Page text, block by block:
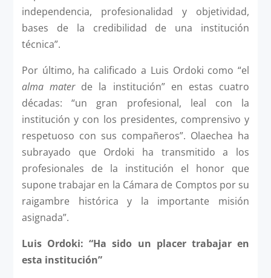
independencia, profesionalidad y objetividad,
bases de la credibilidad de una institución
técnica”.
Por último, ha calificado a Luis Ordoki como “el
alma materde la institución” en estas cuatro
décadas: “un gran profesional, leal con la
institución y con los presidentes, comprensivo y
respetuoso con sus compañeros”. Olaechea ha
subrayado que Ordoki ha transmitido a los
profesionales de la institución el honor que
supone trabajar en la Cámara de Comptos por su
raigambre histórica y la importante misión
asignada”.
Luis Ordoki: “Ha sido un placer trabajar en
esta institución”